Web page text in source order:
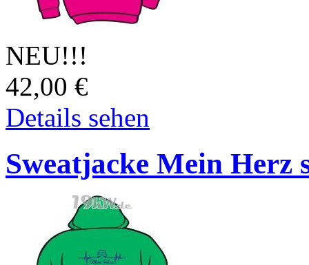
NEU!!!
42,00 €
Details sehen
Sweatjacke Mein Herz